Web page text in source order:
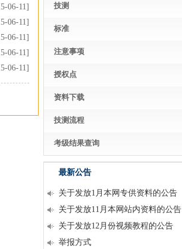
06-11]
06-11]
06-11]
06-11]
06-11]
技测
标准
注意事项
授权点
资料下载
技测流程
考级结果查询
最新公告
关于发放1月本网专供资料的公告
关于发放11月本网站内资料的公告
关于发放12月份视频教程的公告
举报方式